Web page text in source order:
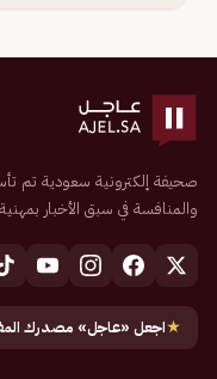
والمنافسة في سبق الأخبار
★اجعل «عاجل» مصدرك